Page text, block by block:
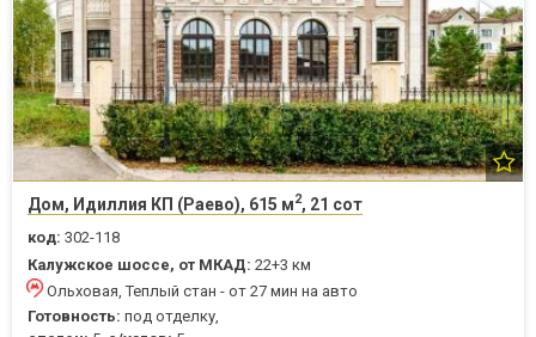
Дом, Идиллия КП (Раево), 615 м2, 21 сот
код: 302-118
Калужское шоссе, от МКАД: 22+3 км
Ольховая, Теплый стан - от 27 мин на авто
Готовность: под отделку,